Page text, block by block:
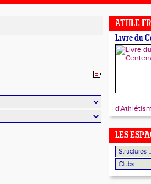
ATHLE.FR
Livre du
LES